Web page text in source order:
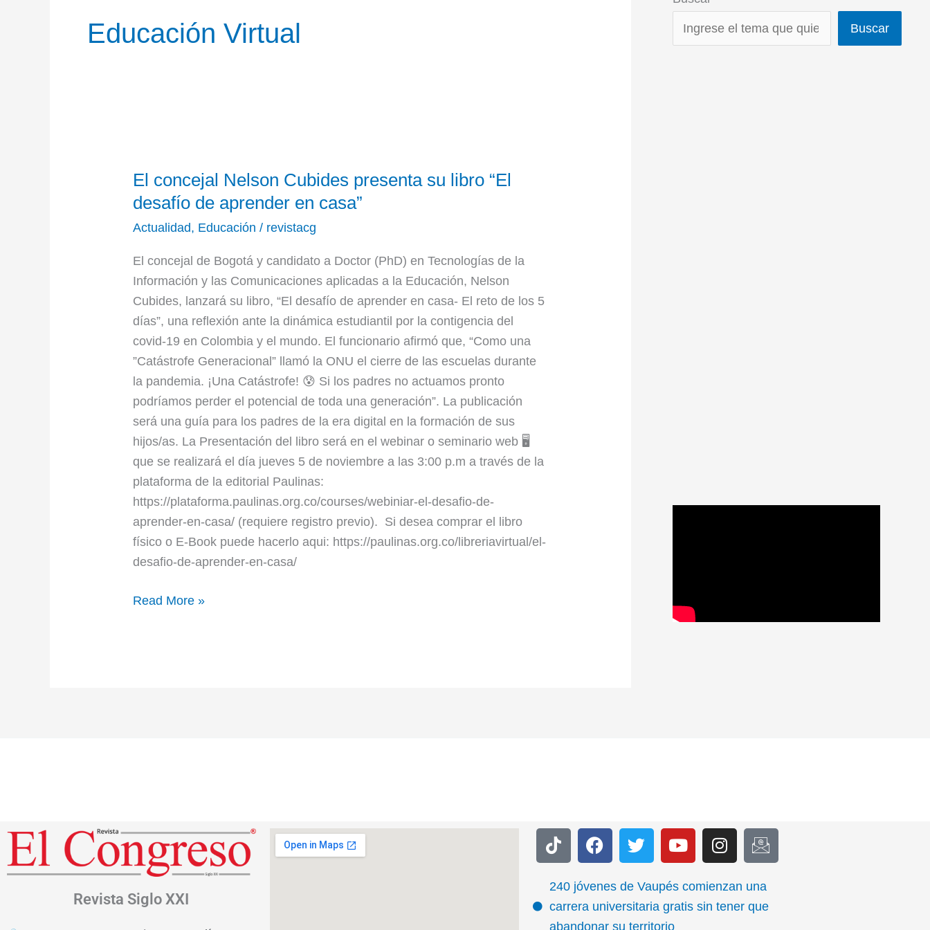
Educación Virtual
El concejal Nelson Cubides presenta su libro “El
desafío de aprender en casa”
Actualidad, Educación / revistacg
El concejal de Bogotá y candidato a Doctor (PhD) en Tecnologías de la
Información y las Comunicaciones aplicadas a la Educación, Nelson
Cubides, lanzará su libro, “El desafío de aprender en casa- El reto de los 5
días”, una reflexión ante la dinámica estudiantil por la contigencia del
covid-19 en Colombia y el mundo. El funcionario afirmó que, “Como una
”Catástrofe Generacional” llamó la ONU el cierre de las escuelas durante
la pandemia. ¡Una Catástrofe! 😰 Si los padres no actuamos pronto
podríamos perder el potencial de toda una generación”. La publicación
será una guía para los padres de la era digital en la formación de sus
hijos/as. La Presentación del libro será en el webinar o seminario web 🖥️
que se realizará el día jueves 5 de noviembre a las 3:00 p.m a través de la
plataforma de la editorial Paulinas:
https://plataforma.paulinas.org.co/courses/webiniar-el-desafio-de-
aprender-en-casa/ (requiere registro previo). Si desea comprar el libro
físico o E-Book puede hacerlo aqui: https://paulinas.org.co/libreriavirtual/el-
desafio-de-aprender-en-casa/
concejal
Nelson
Cubides
su
libro
“El
desafío
de
aprender
en
casa”
Read More »
Buscar
Revista Siglo XXI
T
i
t
o
k
F
a
e
b
o
T
w
t
t
e
Y
o
t
u
I
n
t
a
I
c
n
-
240 jóvenes de Vaupés comienzan una
carrera universitaria gratis sin tener que
abandonar su territorio